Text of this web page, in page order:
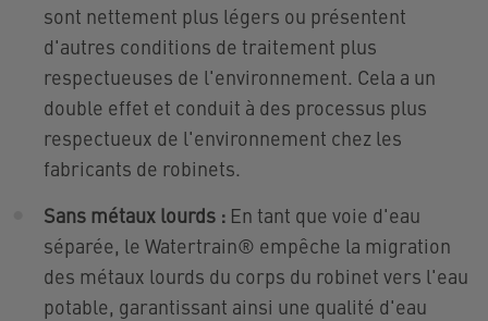
sont nettement plus légers ou présentent
d'autres conditions de traitement plus
respectueuses de l'environnement. Cela a un
double effet et conduit à des processus plus
respectueux de l'environnement chez les
fabricants de robinets.
Sans métaux lourds : En tant que voie d'eau
séparée, le Watertrain® empêche la migration
des métaux lourds du corps du robinet vers l'eau
potable, garantissant ainsi une qualité d'eau